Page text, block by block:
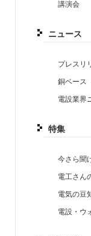
講演会
ニュース
プレスリ
銅ベース
電設業界
特集
今さら聞
電工さん
電気の豆
電設・ウ